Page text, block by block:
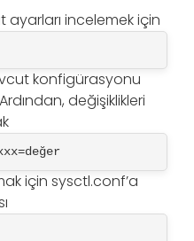
incelemek için
konfigürasyonu
değişiklikleri
için sysctl.conf’a